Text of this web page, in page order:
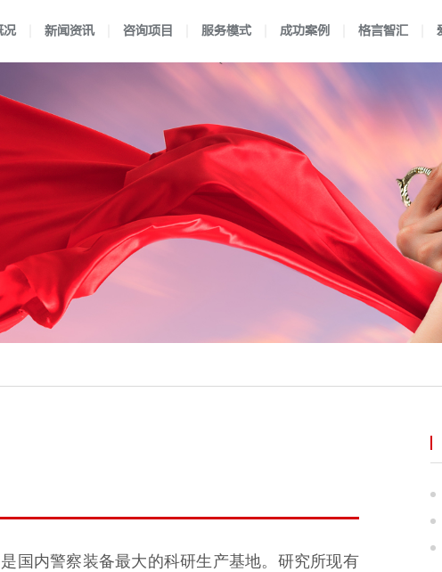
况
企业资质
新闻资讯 咨询项目
可 国防实验室认可 检验机构认可 实验室资
服务模式
服务方式
成功案例
区域案例
格言智汇
映月书屋 在线考核
认可规则 认
国内警察装备最大的科研生产基地。研究所现有